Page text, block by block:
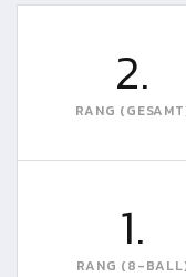
2.
RANG
1.
RANG (8-